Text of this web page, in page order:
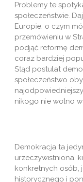
Problemy te
społeczeństwie.
Europie, o czym
przemówieniu w
podjąć reformę
coraz bardziej
Stąd postulat
społeczeństwo
nikogo nie wolno
Demokracja ta
urzeczywistniona,
konkretnych osób,
historycznego i